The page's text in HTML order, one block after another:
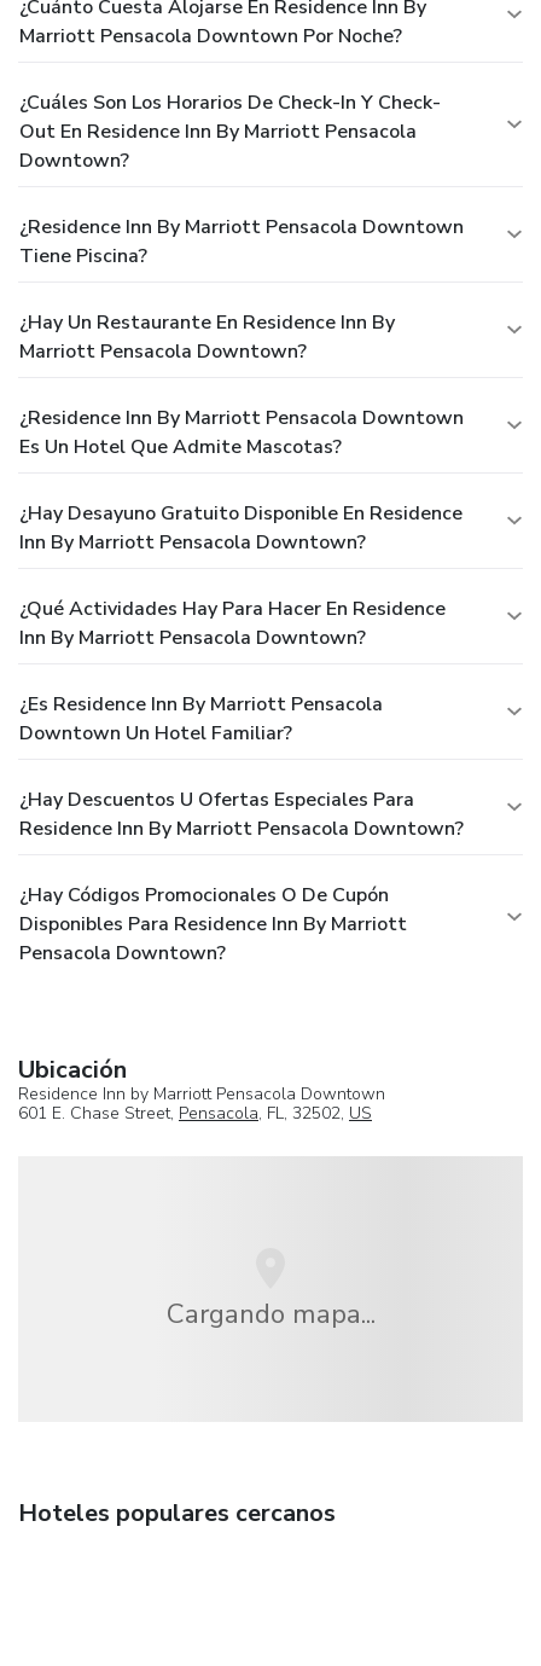
¿Cuánto Cuesta Alojarse En Residence Inn By
Marriott Pensacola Downtown Por Noche?
¿Cuáles Son Los Horarios De Check-In Y Check-
Out En Residence Inn By Marriott Pensacola
Downtown?
¿Residence Inn By Marriott Pensacola Downtown
Tiene Piscina?
¿Hay Un Restaurante En Residence Inn By
Marriott Pensacola Downtown?
¿Residence Inn By Marriott Pensacola Downtown
Es Un Hotel Que Admite Mascotas?
¿Hay Desayuno Gratuito Disponible En Residence
Inn By Marriott Pensacola Downtown?
¿Qué Actividades Hay Para Hacer En Residence
Inn By Marriott Pensacola Downtown?
¿Es Residence Inn By Marriott Pensacola
Downtown Un Hotel Familiar?
¿Hay Descuentos U Ofertas Especiales Para
Residence Inn By Marriott Pensacola Downtown?
¿Hay Códigos Promocionales O De Cupón
Disponibles Para Residence Inn By Marriott
Pensacola Downtown?
Ubicación
Residence Inn by Marriott Pensacola Downtown
601 E. Chase Street, Pensacola, FL, 32502, US
Cargando mapa...
Hoteles populares cercanos